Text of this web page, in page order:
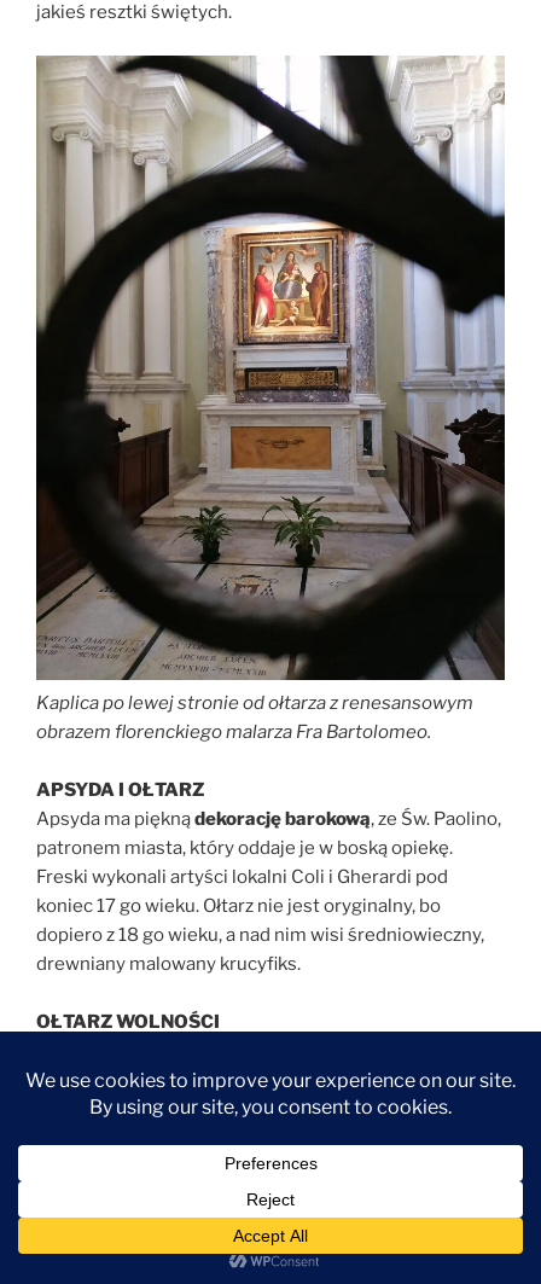
jakieś resztki świętych.
Kaplica po lewej stronie od ołtarza z renesansowym
obrazem florenckiego malarza Fra Bartolomeo.
APSYDA I OŁTARZ
Apsyda ma pięknądekorację barokową, ze Św. Paolino,
patronem miasta, który oddaje je w boską opiekę.
Freski wykonali artyści lokalni Coli i Gherardi pod
koniec 17 go wieku. Ołtarz nie jest oryginalny, bo
dopiero z 18 go wieku, a nad nim wisi średniowieczny,
drewniany malowany krucyfiks.
OŁTARZ WOLNOŚCI
Wolności, tak nazwany na cześć wyzwolenia miasta z
niewoli pizańskiej w 14 tym wieku. Monument ze
bardzo znanego artystyGiambologna
Medyceuszy we Florencji
między innymi bardzo znane
Porwanie Sabinek na
piazza della Signoria.